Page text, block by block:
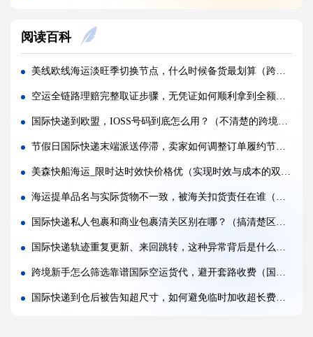
实木托盘无 IPPC 标识，空运落地除销毁外有哪些整改方式(国际空运干货知识分享)
空运到仓长期不上架，如何区分物流延误与亚马逊仓内拥堵?(国际空运干货知识分享)
美仓热门地址，空派派送经常拒收该怎么处理（不清楚的跨境卖家看过来）
海关认定货值偏高征税，有合规申诉减免税费的办法吗（国际快递干货知识分享）
国际快递包装做错直接破损（跨境发货包装指南）
国际快递虚报货值有什么后果（海关处罚细则科普）
旺季国际空运仓位紧张，如何提前锁定舱位与运价（不清楚的外贸人看过来）
空运主单MAWB与分单HAWB有什么区别，清关受影响吗（国际空运干货知识分享）
海运出口报关资料单单不一致，会造成哪些货物延误后果?(国际海运干货知识分享)
阅读百科
美线欧线海运淡旺季切换节点，什么时候备货最划算（跨境电商卖家必看篇）
空运全链路理赔完整取证步骤，无凭证如何顺利拿到全额赔款（国际空运理赔证据为王、时效为纲）
国际快递到欧盟，IOSS号码到底怎么用？（不清楚的跨境电商卖家请注意）
节假日国际快递末端派送停滞，卖家如何调整订单履约节奏（跨境电商卖家请注意）
美森快船海运_限时达时效快价格优（实现时效与成本的双重优化）
海运提单品名与实际货物不一致，被海关扣货责任在谁（不清楚的跨境电商卖家请注意）
国际快递私人包裹和商业包裹清关区别在哪？（搞清楚区别，才能少踩坑快清关）
国际快递轨迹重复更新、来回跳转，这种异常背后是什么原因（国际快递干货知识分享）
跨境新手怎么筛选靠谱国际空运货代，避开套路收费（国际空运干货知识分享）
国际快递到仓后被告知超尺寸，如何避免临时加收超长费（跨境电商卖家请注意）